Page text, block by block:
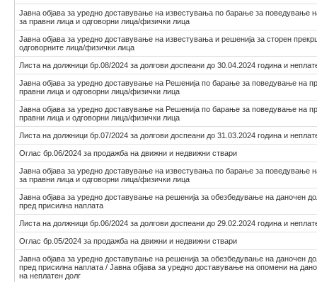
Јавна објава за уредно доставување на известувања по барање за поведување
за правни лица и одговорни лица/физички лица
Јавна објава за уредно доставување на известувања и решенија за сторен
одговорните лица/физички лица
Листа на должници бр.08/2024 за долгови доспеани до 30.04.2024 година и
Јавна објава за уредно доставување на Решенија по барање за поведување на
правни лица и одговорни лица/физички лица
Јавна објава за уредно доставување на Решенија по барање за поведување на
правни лица и одговорни лица/физички лица
Листа на должници бр.07/2024 за долгови доспеани до 31.03.2024 година и
Оглас бр.06/2024 за продажба на движни и недвижни ствари
Јавна објава за уредно доставување на известувања по барање за поведување
за правни лица и одговорни лица/физички лица
Јавна објава за уредно доставување на решенија за обезбедување на даночен
пред присилна наплата
Листа на должници бр.06/2024 за долгови доспеани до 29.02.2024 година и
Оглас бр.05/2024 за продажба на движни и недвижни ствари
Јавна објава за уредно доставување на решенија за обезбедување на даночен
пред присилна наплата / Јавна објава за уредно доставување на опомени на
на неплатен долг